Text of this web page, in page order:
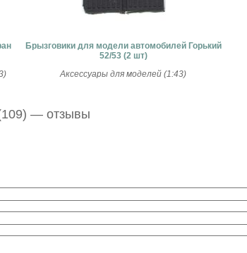
Брызговики для модели автомобилей Горький
52/53 (2 шт)
Аксессуары для моделей (1:43)
— отзывы